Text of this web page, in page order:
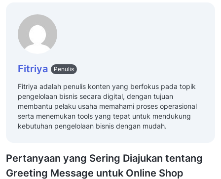
Fitriya Penulis
Fitriya adalah penulis konten yang berfokus pada topik
pengelolaan bisnis secara digital, dengan tujuan
membantu pelaku usaha memahami proses operasional
serta menemukan tools yang tepat untuk mendukung
kebutuhan pengelolaan bisnis dengan mudah.
Pertanyaan yang Sering Diajukan tentang
Greeting Message untuk Online Shop